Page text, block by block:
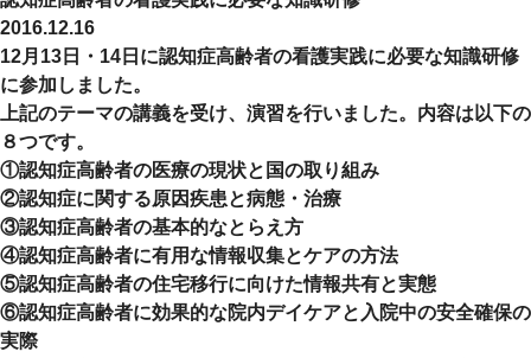
2016.12.16
12月13日・14日に認知症高齢者の看護実践に必要な知識研修
に参加しました。
上記のテーマの講義を受け、演習を行いました。内容は以下の
８つです。
①認知症高齢者の医療の現状と国の取り組み
②認知症に関する原因疾患と病態・治療
③認知症高齢者の基本的なとらえ方
④認知症高齢者に有用な情報収集とケアの方法
⑤認知症高齢者の住宅移行に向けた情報共有と実態
⑥認知症高齢者に効果的な院内デイケアと入院中の安全確保の
実際